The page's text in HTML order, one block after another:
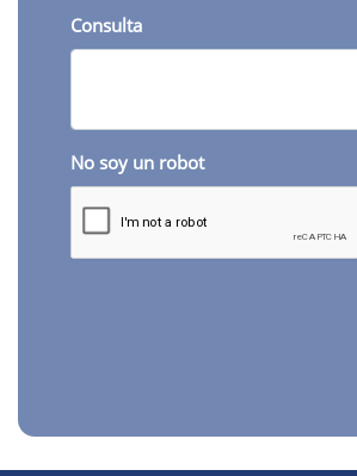
Consulta
No soy un robot